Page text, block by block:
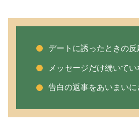
マッチングアプリにおける同
気持ちに余裕をもって活動で
つまでが普通？
デートに誘ったときの反
メッセージだけ続いて
告白の返事をあいまい